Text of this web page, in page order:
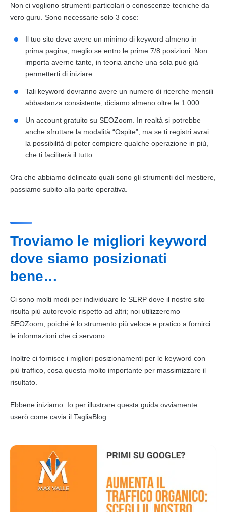
Non ci vogliono strumenti particolari o conoscenze tecniche da
vero guru. Sono necessarie solo 3 cose:
Il tuo sito deve avere un minimo di keyword almeno in
prima pagina, meglio se entro le prime 7/8 posizioni. Non
importa averne tante, in teoria anche una sola può già
permetterti di iniziare.
Tali keyword dovranno avere un numero di ricerche mensili
abbastanza consistente, diciamo almeno oltre le 1.000.
Un account gratuito su SEOZoom. In realtà si potrebbe
anche sfruttare la modalità “Ospite”, ma se ti registri avrai
la possibilità di poter compiere qualche operazione in più,
che ti faciliterà il tutto.
Ora che abbiamo delineato quali sono gli strumenti del mestiere,
passiamo subito alla parte operativa.
Troviamo le migliori keyword
dove siamo posizionati
bene…
Ci sono molti modi per individuare le SERP dove il nostro sito
risulta più autorevole rispetto ad altri; noi utilizzeremo
SEOZoom, poiché è lo strumento più veloce e pratico a fornirci
le informazioni che ci servono.
Inoltre ci fornisce i migliori posizionamenti per le keyword con
più traffico, cosa questa molto importante per massimizzare il
risultato.
Ebbene iniziamo. Io per illustrare questa guida ovviamente
userò come cavia il TagliaBlog.